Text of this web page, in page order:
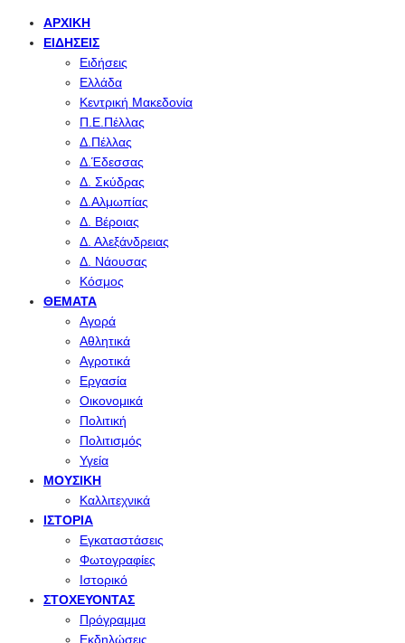
ΑΡΧΙΚΉ
ΕΙΔΉΣΕΙΣ
Ειδήσεις
Ελλάδα
Κεντρική Μακεδονία
Π.Ε.Πέλλας
Δ.Πέλλας
Δ.Έδεσσας
Δ. Σκύδρας
Δ.Αλμωπίας
Δ. Βέροιας
Δ. Αλεξάνδρειας
Δ. Νάουσας
Κόσμος
ΘΈΜΑΤΑ
Αγορά
Αθλητικά
Αγροτικά
Εργασία
Οικονομικά
Πολιτική
Πολιτισμός
Υγεία
ΜΟΥΣΙΚΉ
Καλλιτεχνικά
ΙΣΤΟΡΊΑ
Εγκαταστάσεις
Φωτογραφίες
Ιστορικό
ΣΤΟΧΕΎΟΝΤΑΣ
Πρόγραμμα
Εκδηλώσεις